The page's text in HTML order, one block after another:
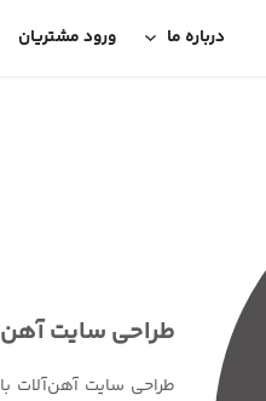
درباره ما ورود مشتریان
طراحی سایت آهن
طراحی سایت آهن‌آلات